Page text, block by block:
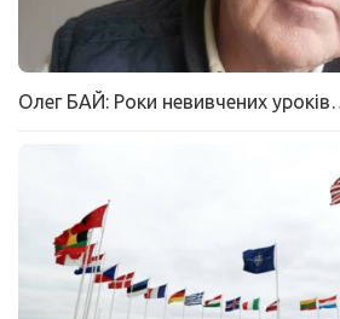
Олег БАЙ: Роки невивчених уроків…